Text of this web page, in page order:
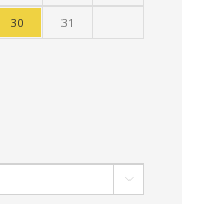
30 31
